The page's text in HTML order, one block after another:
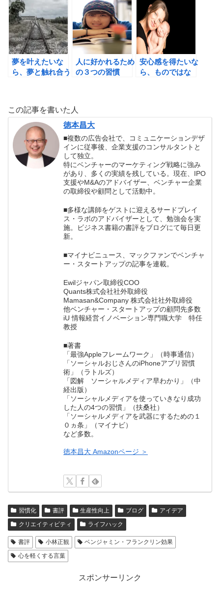
う！
引き寄せる 手帳
の魔力の書評
夢を叶えたいな
ら、夢と触れ合う
人に好かれるため
の３つの習慣
安心感を得たいな
ら、ものではな
この記事を書いた人
徳本昌大
■複数の広告会社で、コミュニケーションデザ
インに従事後、企業支援のコンサルタントと
して独立。
特にベンチャーのマーケティング戦略に強み
があり、多くの実績を残している。現在、IPO
支援やM&Aのアドバイザー、ベンチャー企業
の取締役や顧問として活動中。
■多様な講師をゲストに迎えるサードプレイ
ス・ラボのアドバイザーとして、勉強会を実
施。ビジネス書籍の書評をブログにて毎日更
新。
■マイナビニュース、マックファンでベンチャ
ー・スタートアップの記事を連載。
Ewilジャパン取締役COO
Quants株式会社社外取締役
Mamasan&Company 株式会社社外取締役
他ベンチャー・スタートアップの顧問先多数
iU 情報経営イノベーション専門職大学 特任
教授
■著書
「最強Appleフレームワーク」（時事通信）
「ソーシャルおじさんのiPhoneアプリ習慣
術」（ラトルズ）
「図解 ソーシャルメディア早わかり」（中
経出版）
「ソーシャルメディアを使っていきなり成功
した人の4つの習慣」（扶桑社）
「ソーシャルメディアを武器にするための１
０ヵ条」（マイナビ）
など多数。
徳本昌大 Amazonページ ＞
習慣化 書評 生産性向上 ブログ
アイデア
クリエイティビティ
ライフハック
書評 小林正観
ベンジャミン・フランクリン効果
心を軽くする言葉
スポンサーリンク